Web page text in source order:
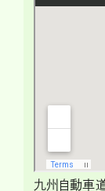
九州自動車